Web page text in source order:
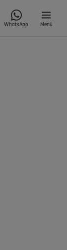
WhatsApp Menü